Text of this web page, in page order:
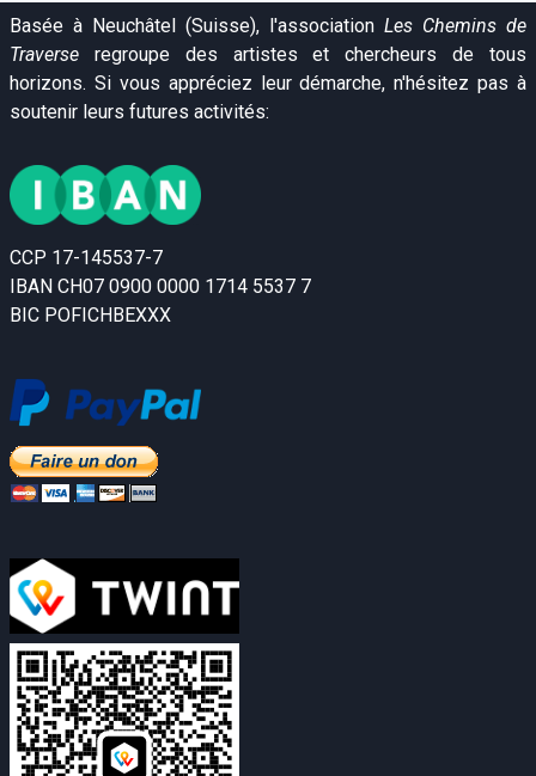
Basée à Neuchâtel (Suisse), l'association Les Chemins de
Traverse regroupe des artistes et chercheurs de tous
horizons. Si vous appréciez leur démarche, n'hésitez pas à
soutenir leurs futures activités:
CCP 17-145537-7
IBAN CH07 0900 0000 1714 5537 7
BIC POFICHBEXXX